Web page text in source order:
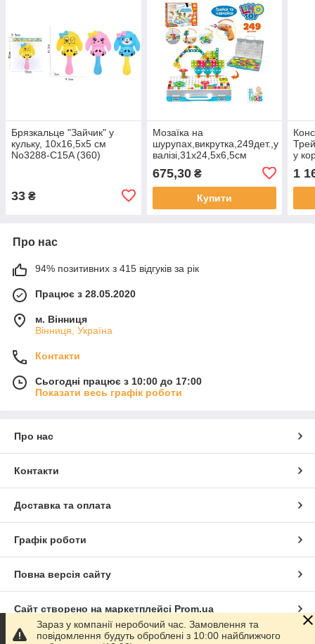
Брязкальце "Зайчик" у
кульку, 10х16,5х5 см
No3288-C15A (360)
33 ₴
Мозаїка на
шурупах,викрутка,249дет.,у
валізі,31х24,5х6,5см
675,30₴
Купити
у
1
Про нас
94% позитивних з 415 відгуків за рік
Працює з 28.05.2020
м. Вінниця
Вінниця, Україна
Контакти
Сьогодні працює з 10:00 до 17:00
Показати весь графік роботи
Про нас
Контакти
Доставка та оплата
Графік роботи
Повна версія сайту
Сайт створено на маркетплейсі Prom.ua
Зараз у компанії неробочий час. Замовлення та
повідомлення будуть оброблені з 10:00 найближчого